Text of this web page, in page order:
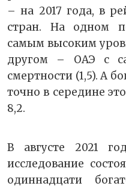
– на 2017 года, в
стран. На одном
самым высоким
другом – ОАЭ с
смертности (1,5). А
точно в середине
8,2.
В августе 2021
исследование
одиннадцати